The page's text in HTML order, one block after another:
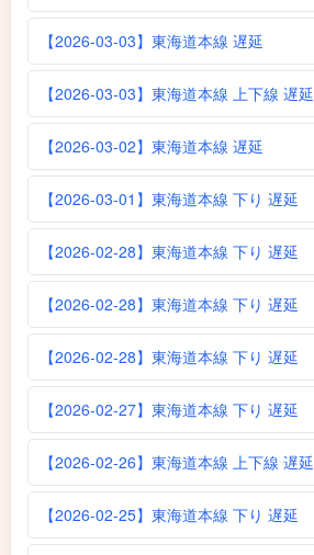
【2026-03-03】東海道本線 遅延
【2026-03-03】東海道本線 上下線 遅延
【2026-03-02】東海道本線 遅延
【2026-03-01】東海道本線 下り 遅延
【2026-02-28】東海道本線 下り 遅延
【2026-02-28】東海道本線 下り 遅延
【2026-02-28】東海道本線 下り 遅延
【2026-02-27】東海道本線 下り 遅延
【2026-02-26】東海道本線 上下線 遅延
【2026-02-25】東海道本線 下り 遅延